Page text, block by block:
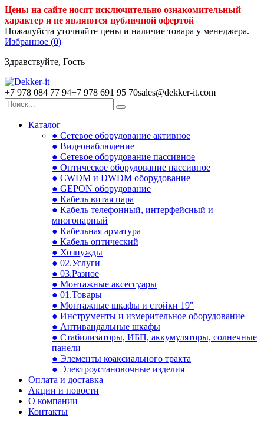
Цены на сайте носят исключительно ознакомительный
характер и не являются публичной офертой
Пожалуйста уточняйте цены и наличие товара у менеджера.
Избранное (0)
Здравствуйте, Гость
+7 978 084 77 94+7 978 691 95 70sales@dekker-it.com
Каталог
● Сетевое оборудование активное
● Видеонаблюдение
● Сетевое оборудование пассивное
● Оптическое оборудование пассивное
● CWDM и DWDM оборудование
● GEPON оборудование
● Кабель витая пара
● Кабель телефонный, интерфейсный и
многопарный
● Кабельная арматура
● Кабель оптический
● Хознужды
● 02.Услуги
● 03.Разное
● Монтажные аксессуары
● 01.Товары
● Монтажные шкафы и стойки 19"
● Инструменты и измерительное оборудование
● Антивандальные шкафы
● Стабилизаторы, ИБП, аккумуляторы, солнечные
панели
● Элементы коаксиального тракта
● Электроустановочные изделия
Оплата и доставка
Акции и новости
О компании
Контакты